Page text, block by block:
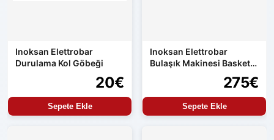
Inoksan Elettrobar
Durulama Kol Göbeği
20€
Sepete Ekle
Inoksan Elettrobar
Bulaşık Makinesi Basket
275€
Sepete Ekle